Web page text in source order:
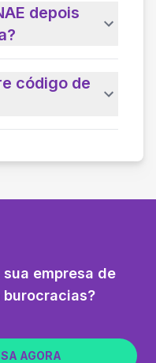
depois
código de
empresa de
burocracias?
AGORA